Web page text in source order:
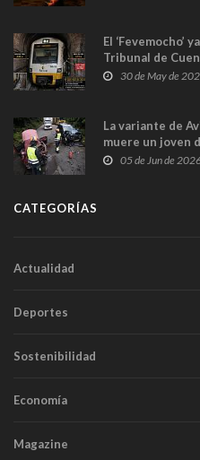
El ‘Fevemocho’
Tribunal de
sobrecoste de
30 de May de
La variante de
muere un joven
frontal
05 de Jun de
CATEGORÍAS
Actualidad
Deportes
Sostenibilidad
Economía
Magazine